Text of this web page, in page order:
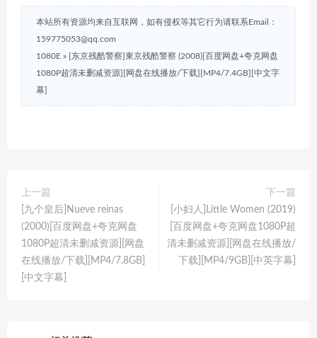
本站所有资源均来自互联网，如有侵权等其它行为请联系Email：
159775053@qq.com
1080E » [东京残酷警察]東京残酷警察 (2008)[百度网盘+夸克网盘
1080P超清未删减资源][网盘在线播放/下载][MP4/7.4GB][中文字
幕]
上一篇
[九个皇后]Nueve reinas
(2000)[百度网盘+夸克网盘
1080P超清未删减资源][网盘
在线播放/下载][MP4/7.8GB]
[中文字幕]
下一篇
[小妇人]Little Women (2019)
[百度网盘+夸克网盘1080P超
清未删减资源][网盘在线播放/
下载][MP4/9GB][中英字幕]